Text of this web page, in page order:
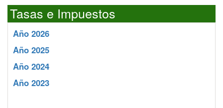
Tasas e Impuestos
Año 2026
Año 2025
Año 2024
Año 2023